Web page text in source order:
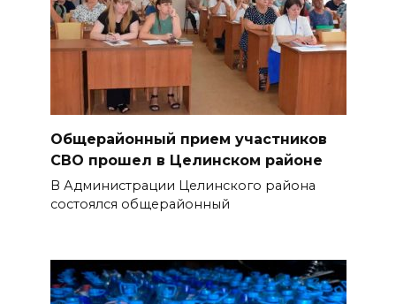
Общерайонный прием участников
СВО прошел в Целинском районе
В Администрации Целинского района
состоялся общерайонный